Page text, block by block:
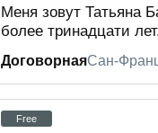
Меня зовут Татьяна
более тринадцати
ДоговорнаяСан-
Free